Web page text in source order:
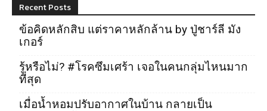
Recent Posts
ข้อคิดหลักสิบ แต่ราคาหลักล้าน by ปู่ชาร์ลี มัง
เกอร์
รู้หรือไม่? #โรคซึมเศร้า เจอในคนกลุ่มไหนมาก
ที่สุด
เมื่อน้ำหอมปรับอากาศในบ้าน กลายเป็น